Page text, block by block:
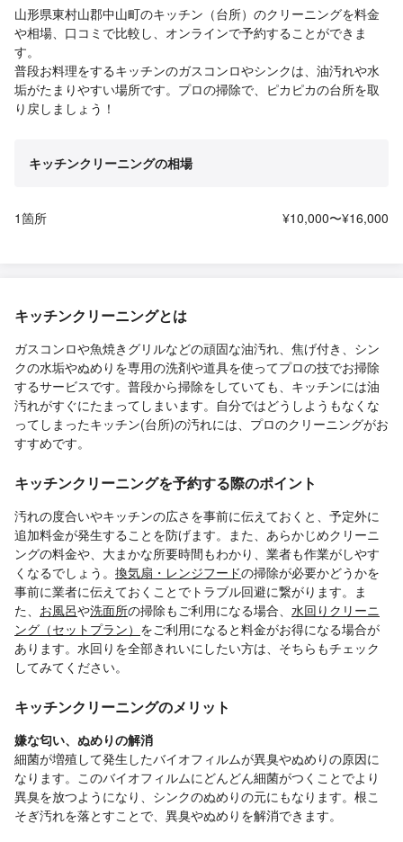
山形県東村山郡中山町のキッチン（台所）のクリーニングを料金
や相場、口コミで比較し、オンラインで予約することができま
す。
普段お料理をするキッチンのガスコンロやシンクは、油汚れや水
垢がたまりやすい場所です。プロの掃除で、ピカピカの台所を取
り戻しましょう！
キッチンクリーニングの相場
1箇所 ¥10,000〜¥16,000
キッチンクリーニングとは
ガスコンロや魚焼きグリルなどの頑固な油汚れ、焦げ付き、シン
クの水垢やぬめりを専用の洗剤や道具を使ってプロの技でお掃除
するサービスです。普段から掃除をしていても、キッチンには油
汚れがすぐにたまってしまいます。自分ではどうしようもなくな
ってしまったキッチン(台所)の汚れには、プロのクリーニングがお
すすめです。
キッチンクリーニングを予約する際のポイント
汚れの度合いやキッチンの広さを事前に伝えておくと、予定外に
追加料金が発生することを防げます。また、あらかじめクリーニ
ングの料金や、大まかな所要時間もわかり、業者も作業がしやす
くなるでしょう。 換気扇・レンジフードの掃除が必要かどうかを
事前に業者に伝えておくことでトラブル回避に繋がります。ま
た、 お風呂や洗面所の掃除もご利用になる場合、 水回りクリーニ
ング（セットプラン） をご利用になると料金がお得になる場合が
あります。水回りを全部きれいにしたい方は、そちらもチェック
してみてください。
キッチンクリーニングのメリット
嫌な匂い、ぬめりの解消
細菌が増殖して発生したバイオフィルムが異臭やぬめりの原因に
なります。このバイオフィルムにどんどん細菌がつくことでより
異臭を放つようになり、シンクのぬめりの元にもなります。根こ
そぎ汚れを落とすことで、異臭やぬめりを解消できます。